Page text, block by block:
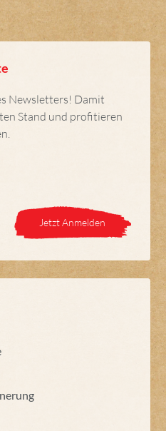
Newsletters! Damit
Stand und profitieren
Jetzt Anmelden